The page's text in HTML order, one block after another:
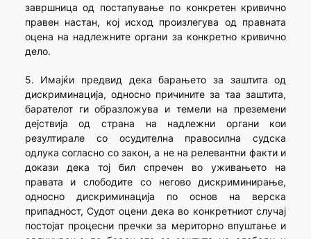
завршница од постапување по конкретен кривично
правен настан, кој исход произлегува од правната
оцена на надлежните органи за конкретно кривично
дело.
5. Имајќи предвид дека барањето за заштита од
дискриминација, односно причините за таа заштита,
барателот ги образложува и темели на преземени
дејствија од страна на надлежни органи кои
резултирале со осудителна правосилна судска
одлука согласно со закон, а не на релевантни факти и
докази дека тој бил спречен во уживањето на
правата и слободите со негово дискриминирање,
односно дискриминација по основ на верска
припадност, Судот оцени дека во конкретниот случај
постојат процесни пречки за мериторно впуштање и